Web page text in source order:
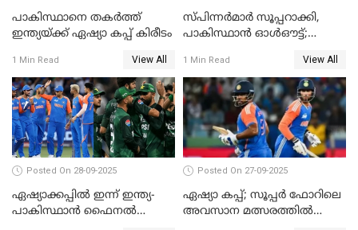
പാകിസ്ഥാനെ തകർത്ത്
ഇന്ത്യയ്ക്ക് ഏഷ്യാ കപ്പ് കിരീടം
1 Min Read View All
സ്പിന്നർമാർ സൂപ്പറാക്കി,
പാകിസ്ഥാൻ ഓൾഔട്ട്;
വിജയലക്ഷ്യം, കുൽദീപിന് 4
വിക്കറ്റ്
1 Min Read View All
Posted On 28-09-2025
ഏഷ്യാക്കപ്പില്‍ ഇന്ന് ഇന്ത്യ-
പാകിസ്ഥാന്‍ ഫൈനല്‍
Posted On 27-09-2025
ഏഷ്യാ കപ്പ്; സൂപ്പർ ഫോറിലെ
അവസാന മത്സരത്തിൽ